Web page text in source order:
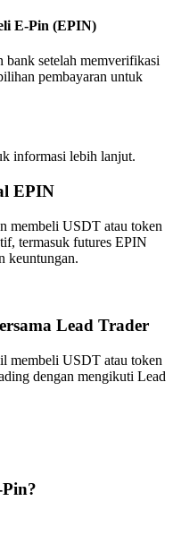
E-Pin (EPIN)
bank setelah memverifikasi
pembayaran untuk
informasi lebih lanjut.
EPIN
membeli USDT atau token
termasuk futures EPIN
keuntungan.
Lead Trader
membeli USDT atau token
dengan mengikuti Lead